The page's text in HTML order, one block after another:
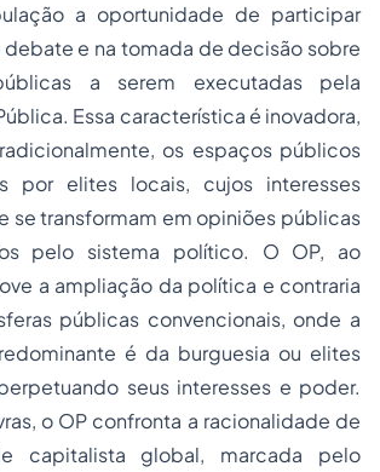
a oportunidade de participar
e na tomada de decisão sobre
a serem executadas pela
Essa característica é inovadora,
os espaços públicos
por elites locais, cujos interesses
se transformam em opiniões públicas
pelo sistema político. O OP, ao
a ampliação da política e contraria
públicas convencionais, onde a
é da burguesia ou elites
seus interesses e poder.
o OP confronta a racionalidade de
capitalista global, marcada pelo